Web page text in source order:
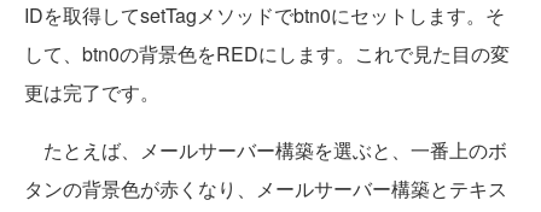
IDを取得してsetTagメソッドでbtn0にセットします。そ
して、btn0の背景色をREDにします。これで見た目の変
更は完了です。
たとえば、メールサーバー構築を選ぶと、一番上のボ
タンの背景色が赤くなり、メールサーバー構築とテキス